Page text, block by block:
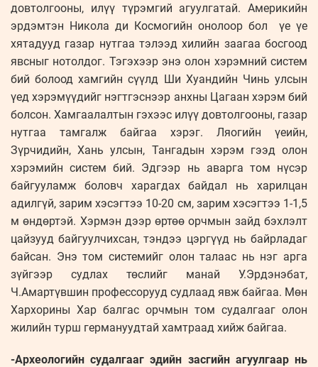
довтолгооны, илүү түрэмгий агуулгатай. Америкийн
эрдэмтэн Никола ди Космогийн онолоор бол үе үе
хятадууд газар нутгаа тэлээд хилийн заагаа босгоод
явсныг нотолдог. Тэгэхээр энэ олон хэрэмний систем
бий болоод хамгийн сүүлд Ши Хуандийн Чинь улсын
үед хэрэмүүдийг нэгтгэснээр анхны Цагаан хэрэм бий
болсон. Хамгаалалтын гэхээс илүү довтолгооны, газар
нутгаа тамгалж байгаа хэрэг. Ляогийн үеийн,
Зүрчидийн, Хань улсын, Тангадын хэрэм гээд олон
хэрэмийн систем бий. Эдгээр нь аварга том нүсэр
байгууламж боловч харагдах байдал нь харилцан
адилгүй, зарим хэсэгтээ 10-20 см, зарим хэсэгтээ 1-1,5
м өндөртэй. Хэрмэн дээр өртөө орчмын зайд бэхлэлт
цайзууд байгуулчихсан, тэндээ цэргүүд нь байрладаг
байсан. Энэ том системийг олон талаас нь нэг арга
зүйгээр судлах төслийг манай У.Эрдэнэбат,
Ч.Амартүвшин профессорууд судлаад явж байгаа. Мөн
Хархорины Хар балгас орчмын том судалгааг олон
жилийн турш германуудтай хамтраад хийж байгаа.
-Археологийн судалгааг эдийн засгийн агуулгаар нь